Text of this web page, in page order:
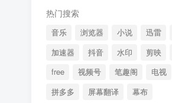
热门搜索
音乐 浏览器 小说 迅雷
加速器
抖音 水印 剪映
free
视频号 笔趣阁
电视
拼多多
屏幕翻译
幕布